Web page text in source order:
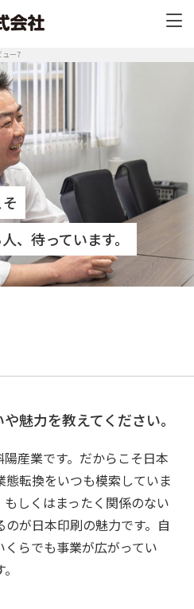
ュー7
、待っています。
魅力を教えてください。
産業です。だからこそ日本
転換をいつも模索していま
しくはまったく関係のない
が日本印刷の魅力です。自
らでも事業が広がってい